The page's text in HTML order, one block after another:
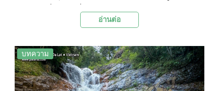
หลากหลาย Palanla ได้รวบรวมเอา 8 สถานที่ท่อง
เที่ยวยอดนิยมในเมืองญาจางและดาลัดมาให้แล้วใน
บทความนี้
อ่านต่อ
บทความ